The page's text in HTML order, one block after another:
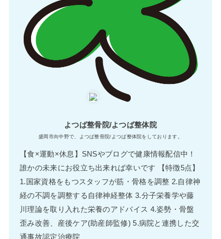
よつば整骨院/よつば整体院
盛岡市向中野で、よつば整骨院/よつば整体院をしております。
【食×運動×休息】SNSやブログで健康情報配信中！
誰かの未来にお役立ち出来れば幸いです 【特徴5点】
1.国家資格をもつスタッフが筋・骨格を調整 2.自律神
経の不調を調整する自律神経整体 3.分子栄養学や藤
川理論を取り入れた栄養のアドバイス 4.姿勢・骨盤
歪み改善、産後ケア(助産師監修) 5.病院と連携した交
通事故認定治療院